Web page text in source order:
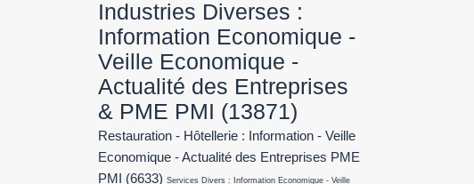
Industries Diverses :
Information Economique -
Veille Economique -
Actualité des Entreprises
& PME PMI (13871)
Restauration - Hôtellerie : Information - Veille
Economique - Actualité des Entreprises PME
PMI
(6633) Services Divers : Information Economique - Veille